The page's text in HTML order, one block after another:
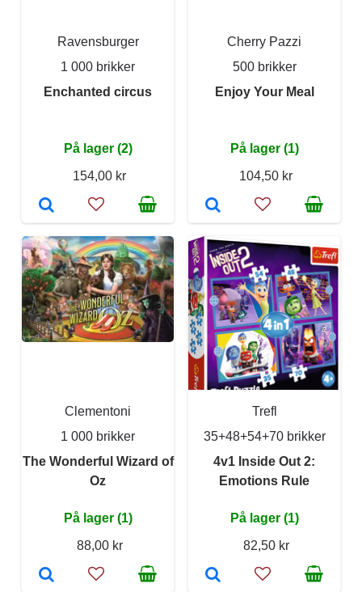
Ravensburger
1 000 brikker
Enchanted circus
På lager (2)
154,00 kr
Cherry Pazzi
500 brikker
Enjoy Your Meal
På lager (1)
104,50 kr
Clementoni
1 000 brikker
The Wonderful Wizard of
Oz
På lager (1)
88,00 kr
Trefl
35+48+54+70 brikker
4v1 Inside Out 2:
Emotions Rule
På lager (1)
82,50 kr